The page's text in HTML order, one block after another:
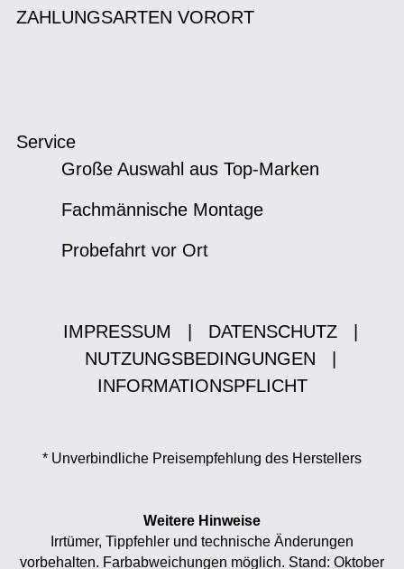
ZAHLUNGSARTEN VORORT
Service
Große Auswahl aus Top-Marken
Fachmännische Montage
Probefahrt vor Ort
IMPRESSUM DATENSCHUTZ
NUTZUNGSBEDINGUNGEN
INFORMATIONSPFLICHT
* Unverbindliche Preisempfehlung des Herstellers
Weitere Hinweise
Irrtümer, Tippfehler und technische Änderungen
vorbehalten. Farbabweichungen möglich. Stand: Oktober